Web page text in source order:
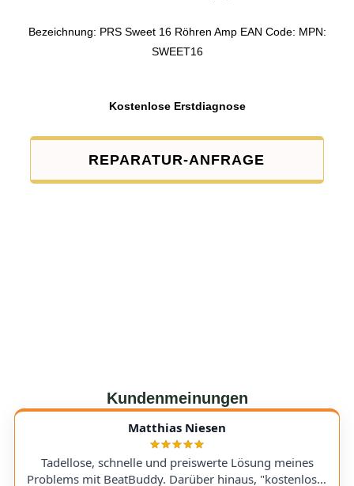
Bezeichnung: PRS Sweet 16 Röhren Amp EAN Code: MPN:
SWEET16
Kostenlose Erstdiagnose
REPARATUR-ANFRAGE
Kundenmeinungen
Matthias Niesen
Tadellose, schnelle und preiswerte Lösung meines
Problems mit BeatBuddy. Darüber hinaus, "kostenloser